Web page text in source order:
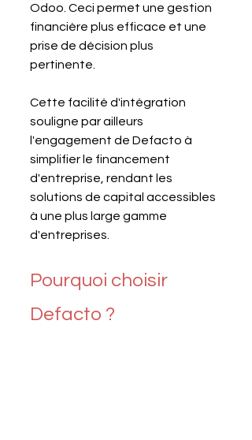
Odoo. Ceci permet une gestion
financière plus efficace et une
prise de décision plus
pertinente.
Cette facilité d'intégration
souligne par ailleurs
l'engagement de Defacto à
simplifier le financement
d'entreprise, rendant les
solutions de capital accessibles
à une plus large gamme
d'entreprises.
Pourquoi choisir
Defacto ?